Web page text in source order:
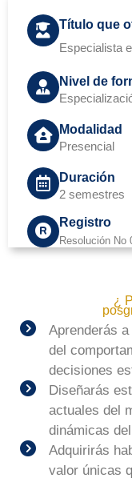
Título que
Especialista
Nivel de
Modalidad
Presencial
Duración
2 semestres
Registro
Resolución No
¿
Aprenderás
del
decisiones
Diseñarás
actuales del
dinámicas
Adquirirás
valor únicas